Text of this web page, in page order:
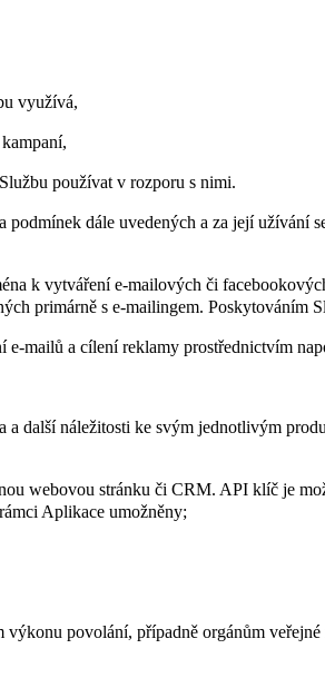
využívá,
používat v rozporu s nimi.
dále uvedených a za její užívání
k vytváření e-mailových či
primárně s e-mailingem. Poskytováním
e-mailů a cílení reklamy prostřednictvím
další náležitosti ke svým jednotlivým
webovou stránku či CRM. API klíč je
Aplikace umožněny;
povolání, případně orgánům